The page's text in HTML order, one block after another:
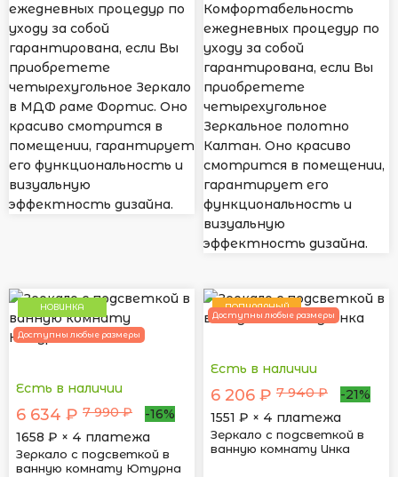
ежедневных процедур по
уходу за собой
гарантирована, если Вы
приобретете
четырехугольное Зеркало
в МДФ раме Фортис. Оно
красиво смотрится в
помещении, гарантирует
его функциональность и
визуальную
эффектность дизайна.
Комфортабельность
ежедневных процедур по
уходу за собой
гарантирована, если Вы
приобретете
четырехугольное
Зеркальное полотно
Калтан. Оно красиво
смотрится в помещении,
гарантирует его
функциональность и
визуальную
эффектность дизайна.
НОВИНКА
Доступны любые размеры
Есть в наличии
6 634 ₽ 7 990 ₽
-16%
1658 ₽ × 4 платежа
Зеркало с подсветкой в
ванную комнату Ютурна
ПОПУЛЯРНЫЙ
Доступны любые размеры
Есть в наличии
6 206 ₽ 7 940 ₽
-21%
1551 ₽ × 4 платежа
Зеркало с подсветкой в
ванную комнату Инка